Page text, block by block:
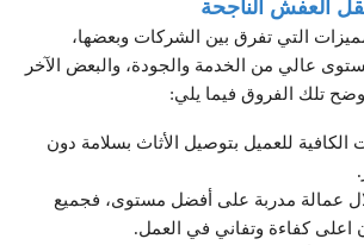
العفش الناجحة
التي تفرق بين الشركات وبعضها،
عالي من
الخدمة والجودة، و البعض الآخر
تلك الفر وق فيما يلي:
الكافية للعميل بتوصيل الأثاث بسلامة دون
عمالة مدربة على أفضل مستوى، فجميع
اعلى كفاءة وتفاني في العمل.